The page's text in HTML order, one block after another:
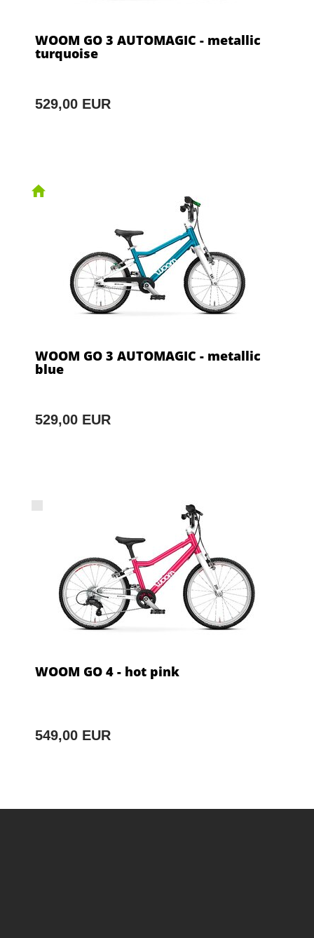
WOOM GO 3 AUTOMAGIC - metallic
turquoise
529,00 EUR
WOOM GO 3 AUTOMAGIC - metallic
blue
529,00 EUR
WOOM GO 4 - hot pink
549,00 EUR